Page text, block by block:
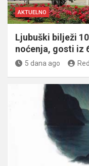
AKTUELNO
Ljubuški bilježi
noćenja, gosti iz
5 dana ago